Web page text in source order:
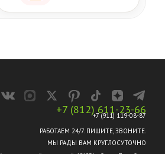
+7 (812) 611-23-66
+7 (911) 119-08-87
РАБОТАЕМ 24/7. ПИШИТЕ, ЗВОНИТЕ.
МЫ РАДЫ ВАМ КРУГЛОСУТОЧНО